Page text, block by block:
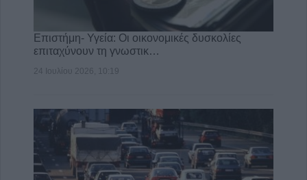
Επιστήμη- Υγεία: Οι οικονομικές δυσκολίες
επιταχύνουν τη γνωστικ…
24 Ιουλίου 2026, 10:19